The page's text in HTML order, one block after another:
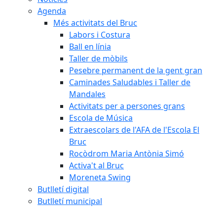
Agenda
Més activitats del Bruc
Labors i Costura
Ball en línia
Taller de mòbils
Pesebre permanent de la gent gran
Caminades Saludables i Taller de
Mandales
Activitats per a persones grans
Escola de Música
Extraescolars de l'AFA de l'Escola El
Bruc
Rocòdrom Maria Antònia Simó
Activa't al Bruc
Moreneta Swing
Butlletí digital
Butlletí municipal